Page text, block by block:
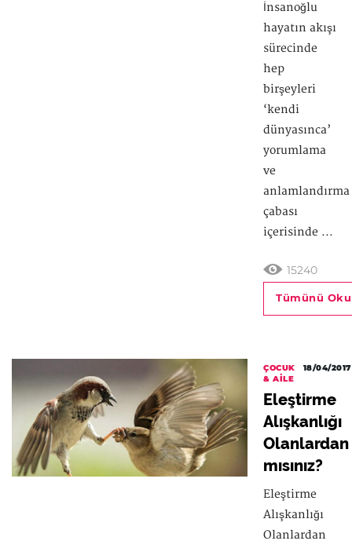
İnsanoğlu
hayatın akışı
sürecinde
hep
birşeyleri
‘kendi
dünyasınca’
yorumlama
ve
anlamlandırma
çabası
içerisinde ...
15240
Tümünü Oku
ÇOCUK
& AILE
18/04/2017
Eleştirme
Alışkanlığı
Olanlardan
mısınız?
Eleştirme
Alışkanlığı
Olanlardan